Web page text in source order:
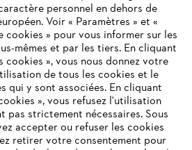
des données
INTERNET
EN CHARGE
personnel en dehors de
Voir « Paramètres » et «
cookies » pour vous informer sur les
mêmes et par les tiers. En cliquant
», vous nous donnez votre
de tous les cookies et le
qui y sont associées. En cliquant
», vous refusez l'utilisation
pas strictement nécessaires. Sous
accepter ou refuser les cookies
retirer votre consentement pour